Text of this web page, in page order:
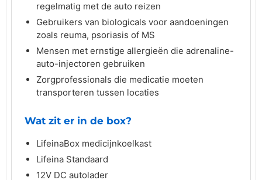
regelmatig met de auto reizen
Gebruikers van biologicals voor aandoeningen
zoals reuma, psoriasis of MS
Mensen met ernstige allergieën die adrenaline-
auto-injectoren gebruiken
Zorgprofessionals die medicatie moeten
transporteren tussen locaties
Wat zit er in de box?
LifeinaBox medicijnkoelkast
Lifeina Standaard
12V DC autolader